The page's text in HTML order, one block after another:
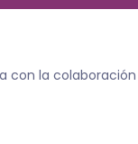
con la